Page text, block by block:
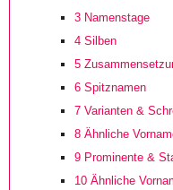
3 Namenstage
4 Silben
5
6 Spitznamen
7 Varianten &
8 Ähnliche
9 Prominente &
10 Ähnliche